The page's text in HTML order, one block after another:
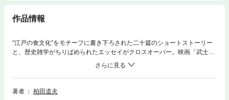
作品情報
“江戸の食文化”をモチーフに書き下ろされた二十篇のショートストーリー
と、歴史雑学がちりばめられたエッセイがクロスオーバー。映画「武士の
家計簿」の脚本家が描く江戸の食風景。■CONTENTS筍ごはん／鯉のあら
い／鰻丼／稲荷鮨／みそ田楽／きんつば／どじょう鍋／文字焼き／瓜茄子
漬け／鮎の塩焼き／時雨茶漬／大根飯／たまごかゆ／しじみ汁／てっちり
／天ぷら／雪消飯／年越しそば／すき焼き／言問団子■著者柏田道夫（カ
著者
柏田道夫